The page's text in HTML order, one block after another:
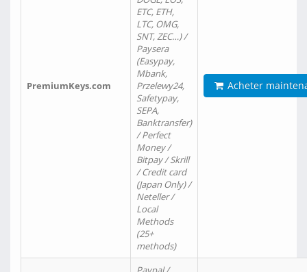
PremiumKeys.com
ETC, ETH,
LTC, OMG,
SNT, ZEC…) /
Paysera
(Easypay,
Mbank,
Przelewy24,
Safetypay,
SEPA,
Banktransfer)
/ Perfect
Money /
Bitpay / Skrill
/ Credit card
(Japan Only) /
Neteller /
Local
Methods
(25+
methods)
Acheter